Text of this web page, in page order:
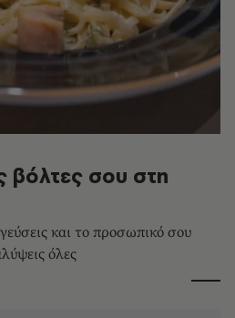
βόλτες σου στη
και το προσωπικό σου
όλες